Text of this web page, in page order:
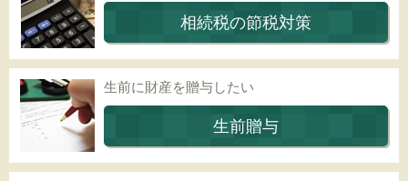
相続税の節税対策
生前に財産を贈与したい
生前贈与